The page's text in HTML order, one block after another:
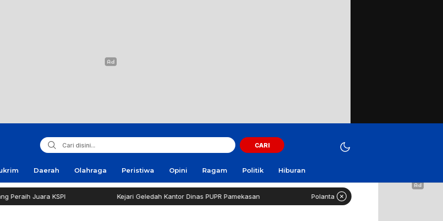
CARI
Daerah Olahraga Peristiwa Opini Ragam Politik Hiburan
Juara KSPI Kejari Geledah Kantor Dinas PUPR Pamekasan Polantas Sampang Imbau Latihan Gerak Jalan